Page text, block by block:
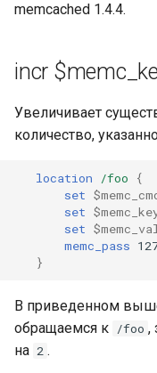
memcached 1.4.4.
incr
Увеличивает
количество,
location /foo
{
set
set
set
memc_pass
}
В приведенном
обращаемся к /foo ,
на 2 .